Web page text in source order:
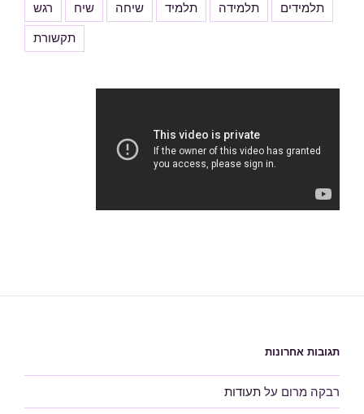
רגש שיח שיחה תלמיד תלמידה תלמידים
תקשורת
תגובות אחרונות
רבקה מרום על תעודות